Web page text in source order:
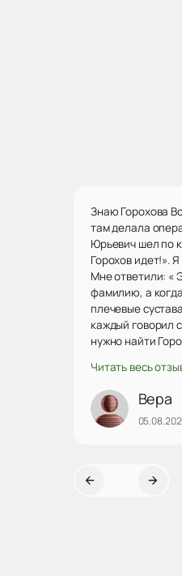
Знаю Горохова
там делала
Юрьевич шел по
Горохов идет!».
Мне ответили: «
фамилию, а
плечевые
каждый говорил
нужно найти
Он посмотрел
наметили план
подколы озоном.
ситуации. Действ...
Читать весь
Вера